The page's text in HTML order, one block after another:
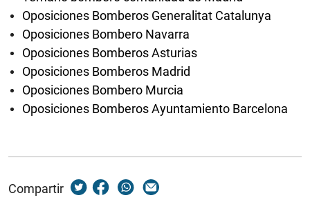
Oposiciones Bomberos Generalitat Catalunya
Oposiciones Bombero Navarra
Oposiciones Bomberos Asturias
Oposiciones Bomberos Madrid
Oposiciones Bombero Murcia
Oposiciones Bomberos Ayuntamiento Barcelona
Compartir